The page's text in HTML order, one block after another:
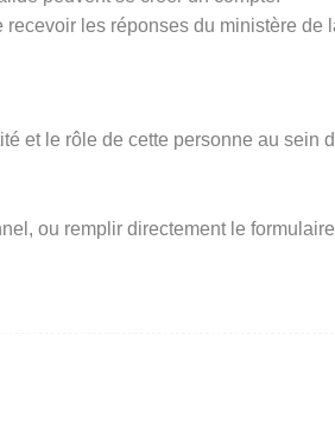
recevoir les réponses du ministère de
et le rôle de cette personne au sein
ou remplir directement le